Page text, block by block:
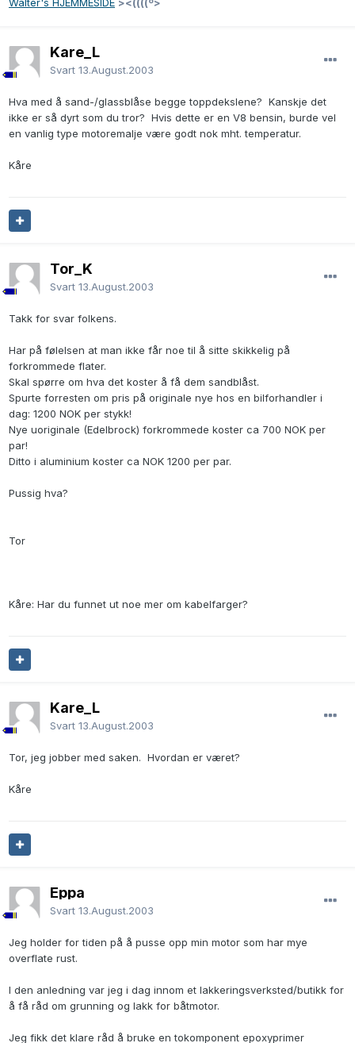
Walter's HJEMMESIDE ><((((º>
Kare_L
Svart 13.August.2003
Hva med å sand-/glassblåse begge toppdekslene? Kanskje det
ikke er så dyrt som du tror? Hvis dette er en V8 bensin, burde vel
en vanlig type motoremalje være godt nok mht. temperatur.
Kåre
Tor_K
Svart 13.August.2003
Takk for svar folkens.
Har på følelsen at man ikke får noe til å sitte skikkelig på
forkrommede flater.
Skal spørre om hva det koster å få dem sandblåst.
Spurte forresten om pris på originale nye hos en bilforhandler i
dag: 1200 NOK per stykk!
Nye uoriginale (Edelbrock) forkrommede koster ca 700 NOK per
par!
Ditto i aluminium koster ca NOK 1200 per par.
Pussig hva?
Tor
Kåre: Har du funnet ut noe mer om kabelfarger?
Kare_L
Svart 13.August.2003
Tor, jeg jobber med saken. Hvordan er været?
Kåre
Eppa
Svart 13.August.2003
Jeg holder for tiden på å pusse opp min motor som har mye
overflate rust.
I den anledning var jeg i dag innom et lakkeringsverksted/butikk for
å få råd om grunning og lakk for båtmotor.
Jeg fikk det klare råd å bruke en tokomponent epoxyprimer